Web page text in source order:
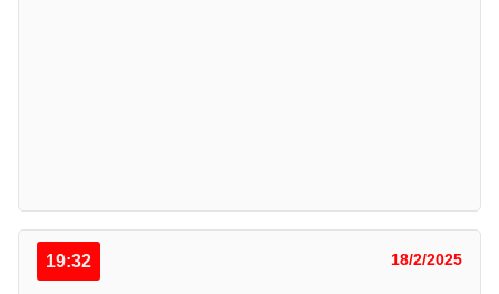
19:32 18/2/2025